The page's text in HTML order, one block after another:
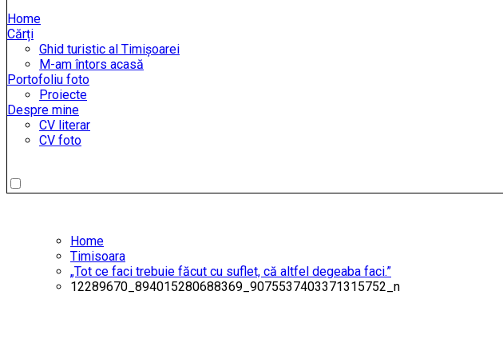
Home
Cărți
Ghid turistic al Timișoarei
M-am întors acasă
Portofoliu foto
Proiecte
Despre mine
CV literar
CV foto
Home
Timisoara
„Tot ce faci trebuie făcut cu suflet, că altfel degeaba faci.”
12289670_894015280688369_9075537403371315752_n